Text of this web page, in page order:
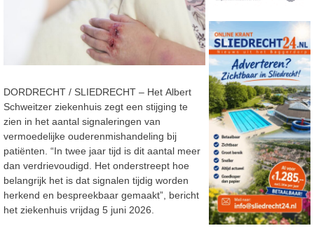
DORDRECHT / SLIEDRECHT – Het Albert
Schweitzer ziekenhuis zegt een stijging te
zien in het aantal signaleringen van
vermoedelijke ouderenmishandeling bij
patiënten “In twee jaar tijd is dit aantal meer
dan verdrievoudigd.
Het onderstreept hoe
belangrijk het is dat signalen tijdig worden
herkend en bespreekbaar gemaakt”, bericht
het ziekenhuis vrijdag 5 juni 2026.